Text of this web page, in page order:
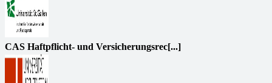
CAS Haftpflicht- und Versicherungsrec[...]